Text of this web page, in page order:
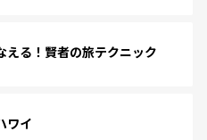
える！賢者の旅テクニック
ワイ